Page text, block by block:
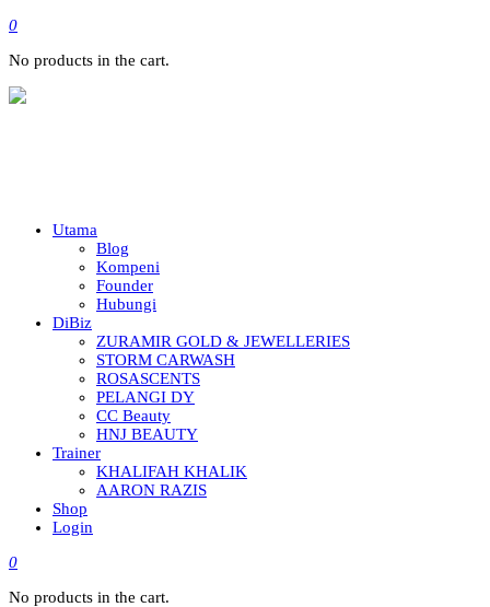
0
No products in the cart.
Utama
Blog
Kompeni
Founder
Hubungi
DiBiz
ZURAMIR GOLD & JEWELLERIES
STORM CARWASH
ROSASCENTS
PELANGI DY
CC Beauty
HNJ BEAUTY
Trainer
KHALIFAH KHALIK
AARON RAZIS
Shop
Login
0
No products in the cart.